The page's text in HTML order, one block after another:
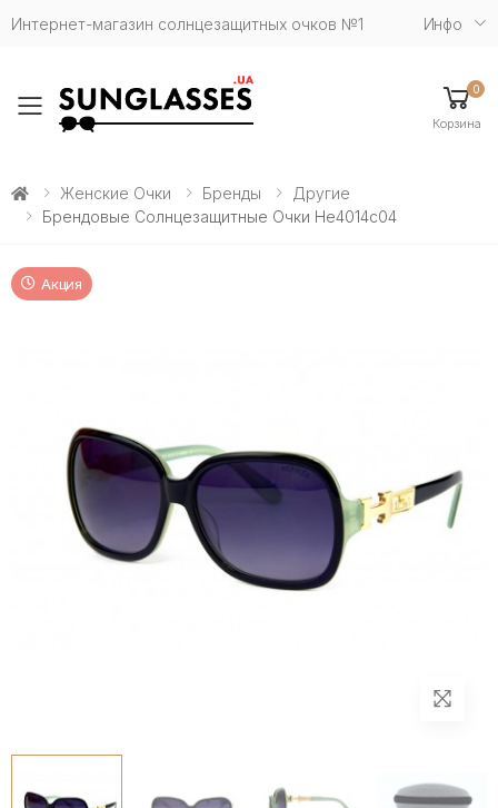
Интернет-магазин солнцезащитных очков №1 Инфо
Toggle mobile menu
0
Корзина
Женские Очки Бренды
Другие
Брендовые Солнцезащитные Очки He4014c04
Акция